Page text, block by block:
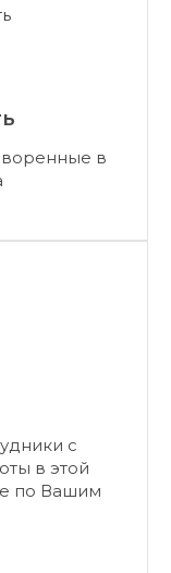
в
с
в этой
по Вашим